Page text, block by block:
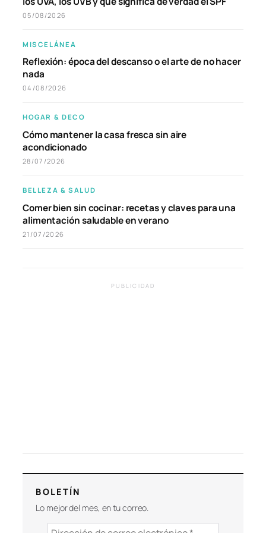
05/08/2026
MISCELÁNEA
Reflexión: época del descanso o el arte de no hacer
nada
04/08/2026
HOGAR & DECO
Cómo mantener la casa fresca sin aire
acondicionado
28/07/2026
BELLEZA & SALUD
Comer bien sin cocinar: recetas y claves para una
alimentación saludable en verano
21/07/2026
PUBLICIDAD
BOLETÍN
Lo mejor del mes, en tu correo.